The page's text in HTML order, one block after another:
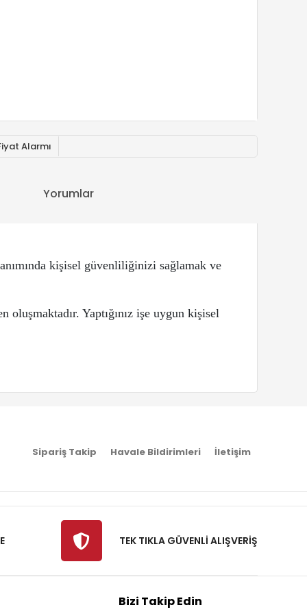
Alarmı
Yorumlar
kişisel güvenliliğinizi sağlamak ve
Yaptığınız işe uygun kişisel
Sipariş Takip Havale Bildirimleri İletişim
TEK TIKLA GÜVENLİ ALIŞVERİŞ
Bizi Takip Edin